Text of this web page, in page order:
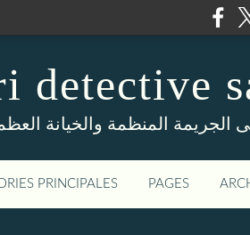
detective
الجريمة المنظمة والخيانة
PRINCIPALES PAGES